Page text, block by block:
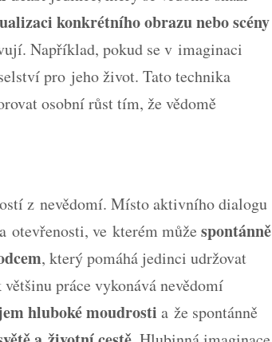
konkrétního obrazu nebo scény
Například, pokud se v imaginaci
pro jeho život. Tato technika
osobní růst tím, že vědomě
z nevědomí. Místo aktivního dialogu
otevřenosti, ve kterém může spontánně
, který pomáhá jedinci udržovat
práce vykonává nevědomí
hluboké moudrosti a že spontánně